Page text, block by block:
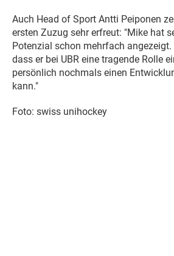
Auch Head of Sport Antti Peiponen
ersten Zuzug sehr erfreut: "Mike hat
Potenzial schon mehrfach
dass er bei UBR eine tragende Rolle
persönlich nochmals einen
kann."
Foto: swiss unihockey